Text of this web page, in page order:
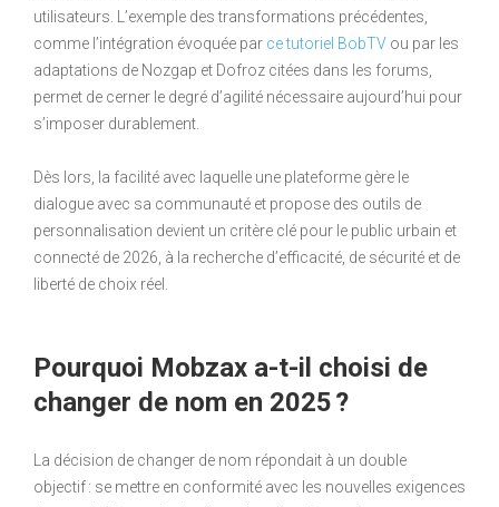
utilisateurs. L’exemple des transformations précédentes,
comme l’intégration évoquée par ce tutoriel BobTV ou par les
adaptations de Nozgap et Dofroz citées dans les forums,
permet de cerner le degré d’agilité nécessaire aujourd’hui pour
s’imposer durablement.
Dès lors, la facilité avec laquelle une plateforme gère le
dialogue avec sa communauté et propose des outils de
personnalisation devient un critère clé pour le public urbain et
connecté de 2026, à la recherche d’efficacité, de sécurité et de
liberté de choix réel.
Pourquoi Mobzax a-t-il choisi de
changer de nom en 2025 ?
La décision de changer de nom répondait à un double
objectif : se mettre en conformité avec les nouvelles exigences